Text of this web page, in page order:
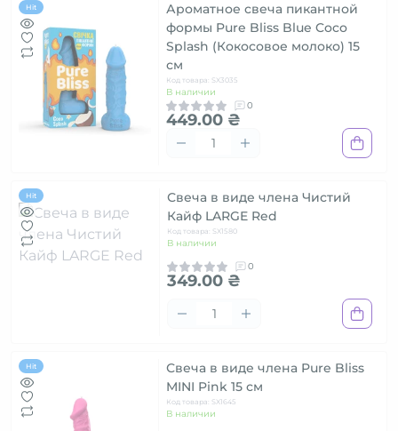
Hit
Ароматное свеча пикантной
формы Pure Bliss Blue Coco
Splash (Кокосовое молоко) 15
см
Код товара: SX3035
В наличии
0
449.00 ₴
Hit
Свеча в виде члена Чистий
Кайф LARGE Red
Код товара: SX1580
В наличии
0
349.00 ₴
Hit
Свеча в виде члена Pure Bliss
MINI Pink 15 см
Код товара: SX1645
В наличии